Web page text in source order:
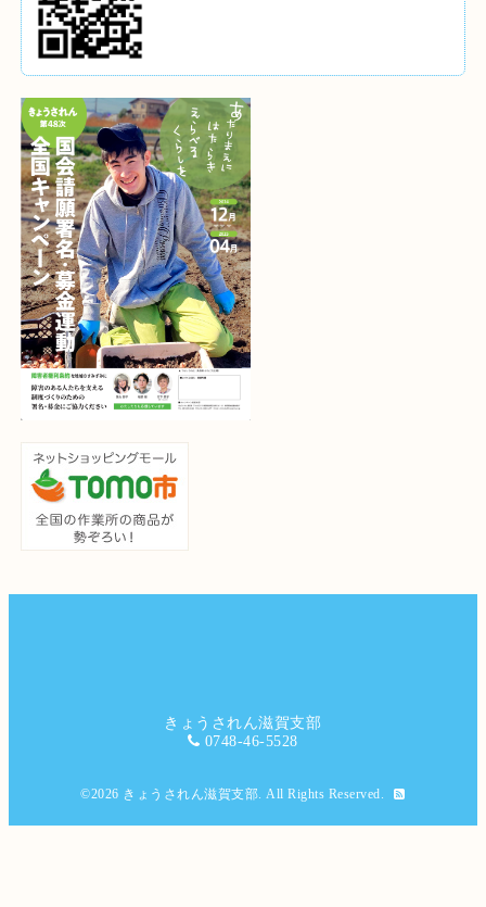
きょうされん滋賀支部
0748-46-5528
©2026 きょうされん滋賀支部. All Rights Reserved.